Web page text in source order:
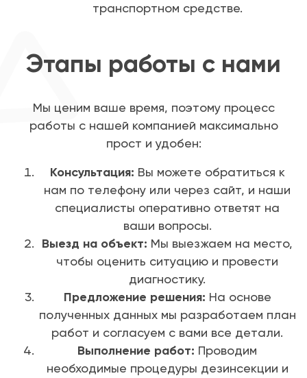
транспортном средстве.
Этапы работы с нами
Мы ценим ваше время, поэтому процесс
работы с нашей компанией максимально
прост и удобен:
Консультация: Вы можете обратиться к
нам по телефону или через сайт, и наши
специалисты оперативно ответят на
ваши вопросы.
Выезд на объект: Мы выезжаем на место,
чтобы оценить ситуацию и провести
диагностику.
Предложение решения: На основе
полученных данных мы разработаем план
работ и согласуем с вами все детали.
Выполнение работ: Проводим
необходимые процедуры дезинсекции и